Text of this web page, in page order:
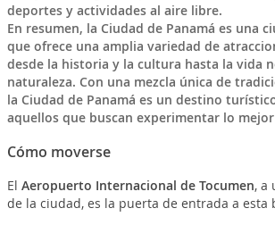
deportes y actividades al aire libre.
En resumen, la Ciudad de Panamá es una
que ofrece una amplia variedad de
desde la historia y la cultura hasta la vida
naturaleza. Con una mezcla única de
la Ciudad de Panamá es un destino
aquellos que buscan experimentar lo mejor
Cómo moverse
El Aeropuerto Internacional de Tocumen, a
de la ciudad, es la puerta de entrada a esta